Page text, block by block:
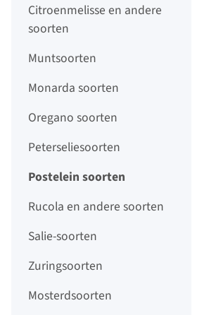
Citroenmelisse en andere
soorten
Muntsoorten
Monarda soorten
Oregano soorten
Peterseliesoorten
Postelein soorten
Rucola en andere soorten
Salie-soorten
Zuringsoorten
Mosterdsoorten